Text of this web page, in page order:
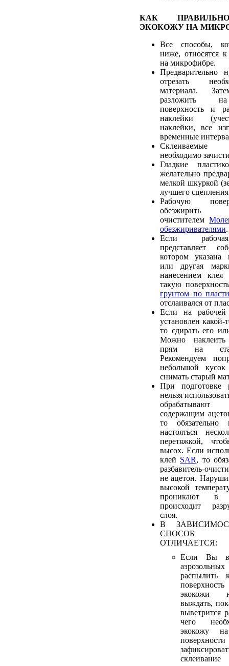
КАК
ЭКОКОЖУ НА
Все способы,
ниже, относятся
на микрофибре.
Предварительно
отрезать
материала.
разложить
поверхность и
наклейки
наклейки, все
временные
необходимо
Гладкие
желательно
мелкой шкуркой
лучшего
Рабочую
обезжирить
очистителем
обезжиривателями.
Если
представляет
котором указана
или другая
нанесением клея
такую
грунтом по
отслаивался от
Если на рабочей
установлен какой-
то сдирать его
Можно
прям на
Рекомендуем
небольшой
снимать старый
При подготовке
нельзя
обрабатывают
содержащим
то
настояться
перетяжкой,
высох. Если
клей SAR, то
разбавитель-
не ацетон.
высокой
проникают в
происходит
слоя.
В
СПОСОБ
ОТЛИЧАЕТСЯ:
Если Вы
распылить
экокожи
выждать,
выветрится
чего
экокожу